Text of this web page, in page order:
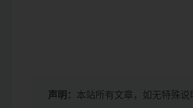
声明： 本站所有文章，如无特殊